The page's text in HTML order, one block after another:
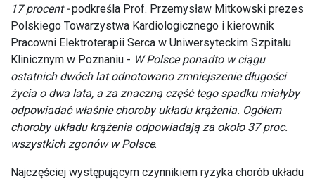
17 procent -podkreśla Prof. Przemysław Mitkowski prezes
Polskiego Towarzystwa Kardiologicznego i kierownik
Pracowni Elektroterapii Serca w Uniwersyteckim Szpitalu
Klinicznym w Poznaniu - W Polsce ponadto w ciągu
ostatnich dwóch lat odnotowano zmniejszenie długości
życia o dwa lata, a za znaczną część tego spadku miałyby
odpowiadać właśnie choroby układu krążenia. Ogółem
choroby układu krążenia odpowiadają za około 37 proc.
wszystkich zgonów w Polsce.
Najczęściej występującym czynnikiem ryzyka chorób układu